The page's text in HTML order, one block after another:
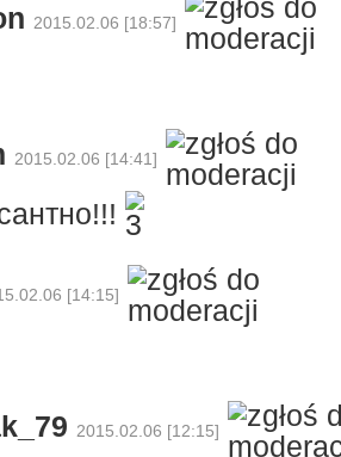
2015.02.06 [18:57]
2015.02.06 [14:41]
[14:15]
2015.02.06 [12:15]